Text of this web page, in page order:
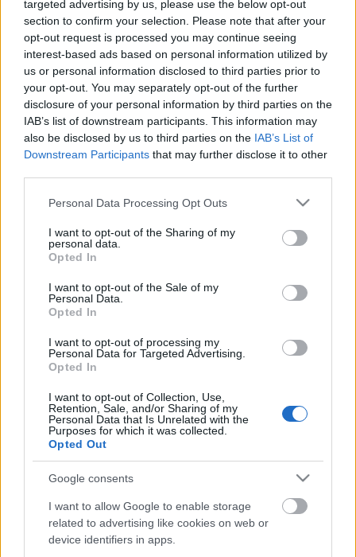
targeted advertising by us, please use the below opt-out
section to confirm your selection. Please note that after your
opt-out request is processed you may continue seeing
interest-based ads based on personal information utilized by
us or personal information disclosed to third parties prior to
your opt-out. You may separately opt-out of the further
disclosure of your personal information by third parties on the
IAB’s list of downstream participants. This information may
also be disclosed by us to third parties on the IAB’s List of
Downstream Participants that may further disclose it to other
Please note that this website/app uses one or more Google
not limited to your visit or usage behaviour. You may click to
grant or deny consent to Google and its third-party tags to
use your data for below specified purposes in below Google
consent section.
Personal Data Processing Opt Outs
I want to opt-out of the Sharing of my
personal data.
Opted In
I want to opt-out of the Sale of my
Personal Data.
Opted In
I want to opt-out of processing my
Personal Data for Targeted Advertising.
Opted In
I want to opt-out of Collection, Use,
Retention, Sale, and/or Sharing of my
Personal Data that Is Unrelated with the
Purposes for which it was collected.
Opted Out
Google consents
I want to allow Google to enable storage
related to advertising like cookies on web or
device identifiers in apps.
Blog
Ευκαιρίες Καριέρας
Επικοινωνία
Media Center
Δελτία Τύπου
Φωτογραφικό Υλικό
Λογότυπα
των θεμάτων που περιλάμβανε η Ημερήσια Διάταξη
της Γ.Σ., μεταξύ των οποίων ήταν και η ανάδειξη των
μελών του νέου Διοικητικού Συμβουλίου για την
επόμενη τετραετία.
Το νέο Διοικητικό Συμβούλιο συνήλθε σε πρώτη
συνεδρίαση την 28η Μαΐου 2017 και συγκροτήθηκε
σε σώμα ως εξής:
Αντιπρόεδρος
Εμμανουήλ
Απλαδενάκης
Αντιπρόεδρος
Ιωάννης Σπύρου
Γενικός Γραμματέας
Μητρομάρας
Γενικός Έφορος
Ζαχαρίας Αντωνιάδης
Οικονομικός Σύμβουλος
Σύμβουλος Ακίνητης Περιουσίας
Νικόλαος
Καραΐσκος
Σύμβουλος Δημοσίων Σχέσεων
Κωνσταντίνος Εφραιμίδης
Αναπλ.
Γενικός Γραμματέας
Αναπλ.
Γενικός Έφορος
Κωνσταντίνος
Μέλη
Βάσω Κόλλια
Νικόλαος Μάστορας